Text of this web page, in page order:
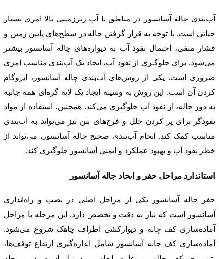
آب‌بندی چاله آسانسور در مناطق با آب زیرزمینی بالا امری بسیار
حیاتی است. با توجه به قرار گرفتن چاله در سطح‌های پایین زمین و
فشار منفی، احتمال نفوذ آب به دیواره‌های چاله آسانسور بیشتر
می‌شود. برای جلوگیری از نفوذ آب، ایجاد یک آب‌بندی مناسب امری
ضروری است. یکی از روش‌های آب‌بندی چاله آسانسور، ایزوگام
کردن آن است. این روش به وسیله ایجاد یک لایه گره‌ای همه جانبه
به دور چاله، از نفوذ آب جلوگیری می‌کند. همچنین، استفاده از مواد
نفوذگر برای پر کردن خلل و فرج‌های بتن نیز می‌تواند به آب‌بندی
مناسب کمک کند. انجام آب‌بندی صحیح چاله آسانسور، می‌تواند از
خطر نفوذ آب و بهبود عملکرد و ایمنی آسانسور جلوگیری کند.
استاندارد مراحل حفر و ایجاد چاله آسانسور
حفر چاله آسانسور یکی از مراحل اصلی در نصب و راه‌اندازی
آسانسور است که نیاز به دقت و تخصص دارد. این مرحله با مراحل
آماده‌سازی کف چاله و دیوارکشی اطراف چاهک شروع می‌شود.
آماده‌سازی کف چاله آسانسور شامل اندازه‌گیری ارتفاع توقف‌ها،